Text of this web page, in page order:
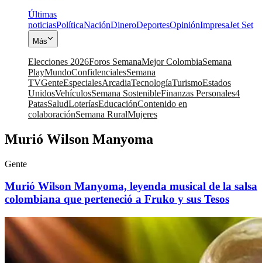
Últimas
noticiasPolíticaNaciónDineroDeportesOpiniónImpresaJet Set
Más
Elecciones 2026Foros SemanaMejor ColombiaSemana
PlayMundoConfidencialesSemana
TVGenteEspecialesArcadiaTecnologíaTurismoEstados
UnidosVehículosSemana SostenibleFinanzas Personales4
PatasSaludLoteríasEducaciónContenido en
colaboraciónSemana RuralMujeres
Murió Wilson Manyoma
Gente
Murió Wilson Manyoma, leyenda musical de la salsa
colombiana que perteneció a Fruko y sus Tesos